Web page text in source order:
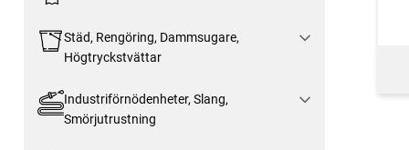
Städ, Rengöring, Dammsugare,
Högtryckstvättar
Industriförnödenheter, Slang,
Smörjutrustning